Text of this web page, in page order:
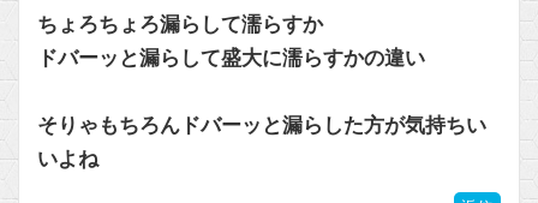
ちょろちょろ漏らして濡らすか
ドバーッと漏らして盛大に濡らすかの違い
そりゃもちろんドバーッと漏らした方が気持ちい
いよね